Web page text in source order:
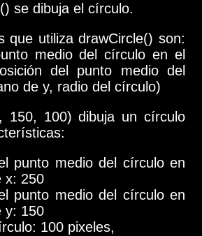
se dibuja el círculo.
que utiliza drawCircle() son:
medio del círculo en el
del punto medio del
de y, radio del círculo)
150, 100) dibuja un círculo
punto medio del círculo en
x: 250
punto medio del círculo en
y: 150
100 pixeles,